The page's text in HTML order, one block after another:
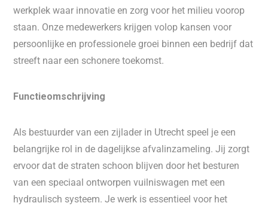
werkplek waar innovatie en zorg voor het milieu voorop
staan. Onze medewerkers krijgen volop kansen voor
persoonlijke en professionele groei binnen een bedrijf dat
streeft naar een schonere toekomst.
Functieomschrijving
Als bestuurder van een zijlader in Utrecht speel je een
belangrijke rol in de dagelijkse afvalinzameling. Jij zorgt
ervoor dat de straten schoon blijven door het besturen
van een speciaal ontworpen vuilniswagen met een
hydraulisch systeem. Je werk is essentieel voor het